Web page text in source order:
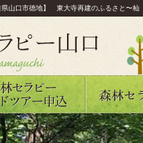
県山口市徳地】 東大寺再建のふるさと〜